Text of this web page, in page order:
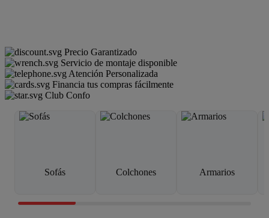
Precio Garantizado
Servicio de montaje disponible
Atención Personalizada
Financia tus compras fácilmente
Club Confo
Sofás Colchones Armarios